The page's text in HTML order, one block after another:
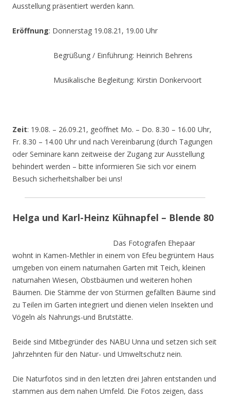
Ausstellung präsentiert werden kann.
Eröffnung: Donnerstag 19.08.21, 19.00 Uhr
Begrüßung / Einführung: Heinrich Behrens
Musikalische Begleitung: Kirstin Donkervoort
Zeit: 19.08. – 26.09.21, geöffnet Mo. – Do. 8.30 – 16.00 Uhr,
Fr. 8.30 – 14.00 Uhr und nach Vereinbarung (durch Tagungen
oder Seminare kann zeitweise der Zugang zur Ausstellung
behindert werden – bitte informieren Sie sich vor einem
Besuch sicherheitshalber bei uns!
Helga und Karl-Heinz Kühnapfel – Blende 80
Das Fotografen Ehepaar
wohnt in Kamen-Methler in einem von Efeu begrüntem Haus
umgeben von einem naturnahen Garten mit Teich, kleinen
naturnahen Wiesen, Obstbäumen und weiteren hohen
Bäumen. Die Stämme der von Stürmen gefällten Bäume sind
zu Teilen im Garten integriert und dienen vielen Insekten und
Vögeln als Nahrungs-und Brutstätte.
Beide sind Mitbegründer des NABU Unna und setzen sich seit
Jahrzehnten für den Natur- und Umweltschutz nein.
Die Naturfotos sind in den letzten drei Jahren entstanden und
stammen aus dem nahen Umfeld. Die Fotos zeigen, dass